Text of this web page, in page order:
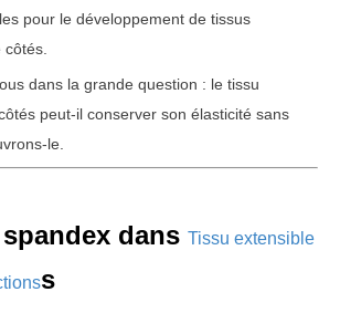
pour le développement de tissus
côtés.
dans la grande question : le tissu
peut-il conserver son élasticité sans
le.
dans Tissu extensible
s